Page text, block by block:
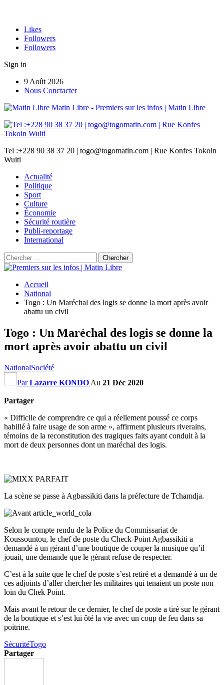
Likes
Followers
Followers
Sign in
9 Août 2026
Nous Conctacter
Matin Libre - Premiers sur les infos | Matin Libre
Tel :+228 90 38 37 20 | togo@togomatin.com | Rue Konfes Tokoin
Wuiti
Actualité
Politique
Sport
Culture
Économie
Sécurité routière
Publi-reportage
International
Accueil
National
Togo : Un Maréchal des logis se donne la mort après avoir
abattu un civil
Togo : Un Maréchal des logis se donne la
mort après avoir abattu un civil
NationalSociété
ParLazarre KONDO Au 21 Déc 2020
Partager
« Difficile de comprendre ce qui a réellement poussé ce corps
habillé à faire usage de son arme », affirment plusieurs riverains,
témoins de la reconstitution des tragiques faits ayant conduit à la
mort de deux personnes dont un maréchal des logis.
La scène se passe à Agbassikiti dans la préfecture de Tchamdja.
Selon le compte rendu de la Police du Commissariat de
Koussountou, le chef de poste du Check-Point Agbassikiti a
demandé à un gérant d’une boutique de couper la musique qu’il
jouait, une demande que le gérant refuse de respecter.
C’est à la suite que le chef de poste s’est retiré et a demandé à un de
ces adjoints d’aller chercher les militaires qui tenaient un poste non
loin du Chek Point.
Mais avant le retour de ce dernier, le chef de poste a tiré sur le gérant
de la boutique et s’est lui ôté la vie avec un coup de feu dans sa
poitrine.
SécuritéTogo
Partager